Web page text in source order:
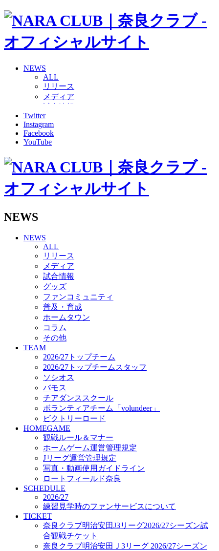
NEWS
ALL
リリース
メディア
グッズ
ファンコミュニティ
普及・育成
ホームタウン
その他
2026/27トップチーム
2026/27トップチームスタッフ
ボランティアチーム「volundeer」
ビクトリーロード
HOMEGAME
観戦ルール＆マナー
ホームゲーム運営管理規定
Jリーグ運営管理規定
写真・動画使用ガイドライン
ロートフィールド奈良
SCHEDULE
2026/27
練習見学時のファンサービスについて
TICKET
奈良クラブ明治安田J3リーグ2026/27シーズン試
合観戦チケット
奈良クラブ明治安田Ｊ3リーグ 2026/27シーズン
「鹿パス」
観戦ルール＆マナー
FANCOMMUNITY
2026/27ファンコミュニティ
サポートショップ
GOODS
オフィシャルストア（実店舗）
オンラインストア
ACADEMY
アカデミーについて
プロジェクト
コーチ&スタッフ
ジュニア
ジュニアユース
ユース
練習拠点（ナラディーア）
SCHOOL
Twitter
Instagram
Facebook
YouTube
NEWS
NEWS
ALL
リリース
メディア
試合情報
グッズ
ファンコミュニティ
普及・育成
ホームタウン
コラム
その他
TEAM
2026/27トップチーム
2026/27トップチームスタッフ
ソシオス
バモス
チアダンススクール
ボランティアチーム「volundeer」
ビクトリーロード
HOMEGAME
観戦ルール＆マナー
ホームゲーム運営管理規定
Jリーグ運営管理規定
写真・動画使用ガイドライン
ロートフィールド奈良
SCHEDULE
2026/27
練習見学時のファンサービスについて
TICKET
奈良クラブ明治安田J3リーグ2026/27シーズン試
合観戦チケット
奈良クラブ明治安田Ｊ3リーグ 2026/27シーズン